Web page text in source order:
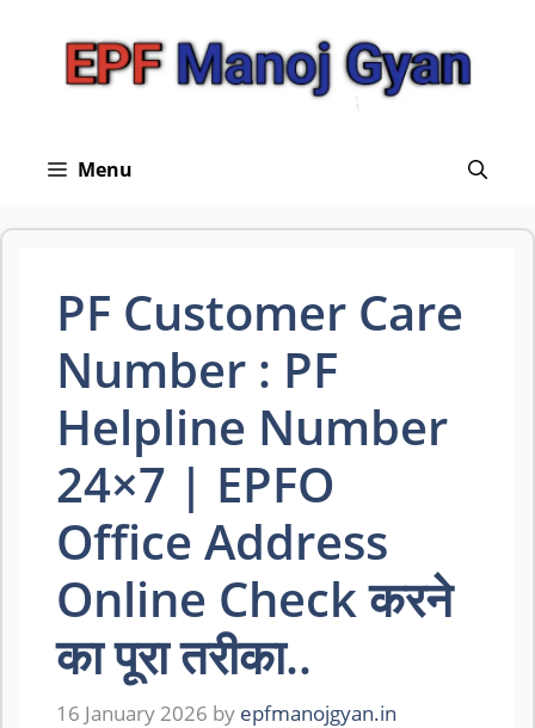
Menu
PF Customer Care
Number : PF
Helpline Number
24×7 | EPFO
Office Address
Online Check करने
का पूरा तरीका..
16 January 2026 by epfmanojgyan.in